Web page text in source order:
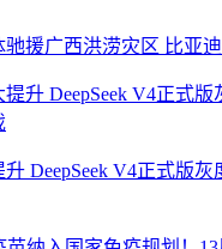
驰援广西洪涝灾区 比亚
DeepSeek V4正式版